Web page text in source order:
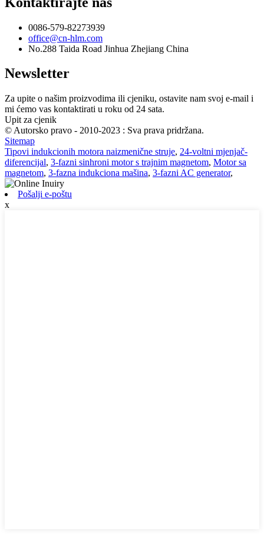
0086-579-82273939
office@cn-hlm.com
No.288 Taida Road Jinhua Zhejiang China
Newsletter
Za upite o našim proizvodima ili cjeniku, ostavite nam svoj e-mail i
mi ćemo vas kontaktirati u roku od 24 sata.
Upit za cjenik
© Autorsko pravo - 2010-2023 : Sva prava pridržana.
Sitemap
Tipovi indukcionih motora naizmenične struje, 24-voltni mjenjač-
diferencijal, 3-fazni sinhroni motor s trajnim magnetom, Motor sa
magnetom, 3-fazna indukciona mašina, 3-fazni AC generator,
Pošalji e-poštu
x